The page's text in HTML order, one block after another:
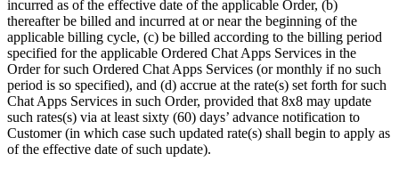
incurred as of the effective date of the applicable Order, (b)
thereafter be billed and incurred at or near the beginning of the
applicable billing cycle, (c) be billed according to the billing period
specified for the applicable Ordered Chat Apps Services in the
Order for such Ordered Chat Apps Services (or monthly if no such
period is so specified), and (d) accrue at the rate(s) set forth for such
Chat Apps Services in such Order, provided that 8x8 may update
such rates(s) via at least sixty (60) days’ advance notification to
Customer (in which case such updated rate(s) shall begin to apply as
of the effective date of such update).